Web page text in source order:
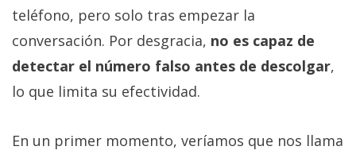
teléfono, pero solo tras empezar la
conversación. Por desgracia, no es capaz de
detectar el número falso antes de descolgar,
lo que limita su efectividad.
En un primer momento, veríamos que nos llama